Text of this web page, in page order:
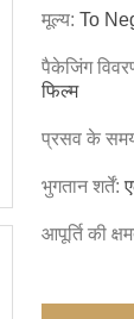
मूल्य: To
पैकेजिंग
फिल्म
प्रसव के
भुगतान शर्तें:
आपूर्ति की